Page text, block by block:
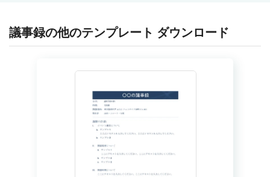
議事録の他のテンプレート ダウンロード